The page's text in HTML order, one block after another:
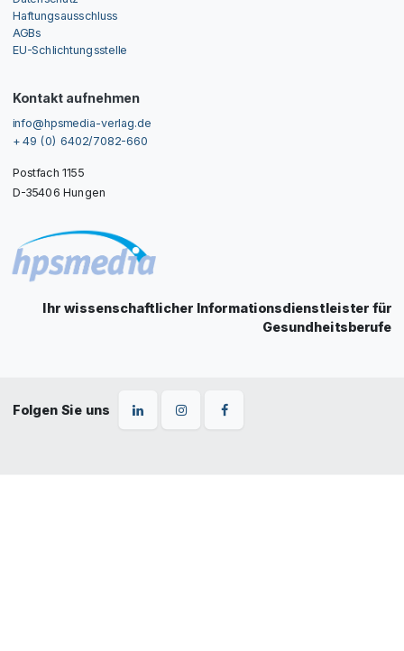
Haftungsausschluss
AGBs
EU-Schlichtungsstelle
Kontakt aufnehmen
info@hpsmedia-verlag.de
+ 49 (0) 6402/7082-660
Postfach 1155
D-35406 Hungen
Ihr wissenschaftlicher Informationsdienstleister für
Gesundheitsberufe
Folgen Sie uns